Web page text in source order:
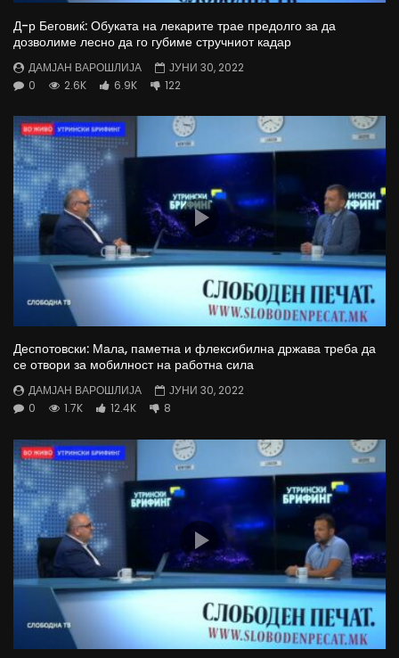
Д-р Беговиќ: Обуката на лекарите трае предолго за да
дозволиме лесно да го губиме стручниот кадар
ДАМЈАН ВАРОШЛИЈА
ЈУНИ 30, 2022
0
2.6K 6.9K 122
Деспотовски: Мала, паметна и флексибилна држава треба да
се отвори за мобилност на работна сила
ДАМЈАН ВАРОШЛИЈА
ЈУНИ 30, 2022
0
1.7K 12.4K 8